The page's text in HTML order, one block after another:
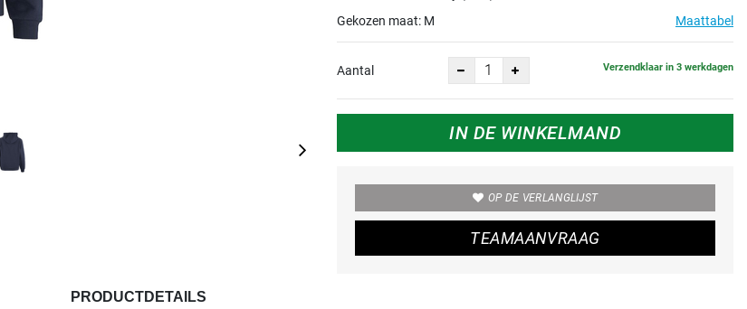
Gekozen maat: M Maattabel
Aantal Verzendklaar in 3 werkdagen
IN DE WINKELMAND
OP DE VERLANGLIJST
TEAMAANVRAAG
PRODUCTDETAILS